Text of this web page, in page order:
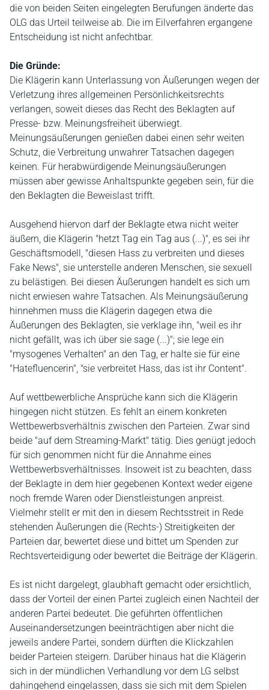
die von beiden Seiten eingelegten Berufungen änderte das
OLG das Urteil teilweise ab. Die im Eilverfahren ergangene
Entscheidung ist nicht anfechtbar.
Die Gründe:
Die Klägerin kann Unterlassung von Äußerungen wegen der
Verletzung ihres allgemeinen Persönlichkeitsrechts
verlangen, soweit dieses das Recht des Beklagten auf
Presse- bzw. Meinungsfreiheit überwiegt.
Meinungsäußerungen genießen dabei einen sehr weiten
Schutz, die Verbreitung unwahrer Tatsachen dagegen
keinen. Für herabwürdigende Meinungsäußerungen
müssen aber gewisse Anhaltspunkte gegeben sein, für die
den Beklagten die Beweislast trifft.
Ausgehend hiervon darf der Beklagte etwa nicht weiter
äußern, die Klägerin "hetzt Tag ein Tag aus (...)", es sei ihr
Geschäftsmodell, "diesen Hass zu verbreiten und dieses
Fake News", sie unterstelle anderen Menschen, sie sexuell
zu belästigen. Bei diesen Äußerungen handelt es sich um
nicht erwiesen wahre Tatsachen. Als Meinungsäußerung
hinnehmen muss die Klägerin dagegen etwa die
Äußerungen des Beklagten, sie verklage ihn, "weil es ihr
nicht gefällt, was ich über sie sage (...)"; sie lege ein
"mysogenes Verhalten" an den Tag, er halte sie für eine
"Hatefluencerin", "sie verbreitet Hass, das ist ihr Content".
Auf wettbewerbliche Ansprüche kann sich die Klägerin
hingegen nicht stützen. Es fehlt an einem konkreten
Wettbewerbsverhältnis zwischen den Parteien. Zwar sind
beide "auf dem Streaming-Markt" tätig. Dies genügt jedoch
für sich genommen nicht für die Annahme eines
Wettbewerbsverhältnisses. Insoweit ist zu beachten, dass
der Beklagte in dem hier gegebenen Kontext weder eigene
noch fremde Waren oder Dienstleistungen anpreist.
Vielmehr stellt er mit den in diesem Rechtsstreit in Rede
stehenden Äußerungen die (Rechts-) Streitigkeiten der
Parteien dar, bewertet diese und bittet um Spenden zur
Rechtsverteidigung oder bewertet die Beiträge der Klägerin.
Es ist nicht dargelegt, glaubhaft gemacht oder ersichtlich,
dass der Vorteil der einen Partei zugleich einen Nachteil der
anderen Partei bedeutet. Die geführten öffentlichen
Auseinandersetzungen beeinträchtigen aber nicht die
jeweils andere Partei, sondern dürften die Klickzahlen
beider Parteien steigern. Darüber hinaus hat die Klägerin
sich in der mündlichen Verhandlung vor dem LG selbst
dahingehend eingelassen, dass sie sich mit dem Spielen